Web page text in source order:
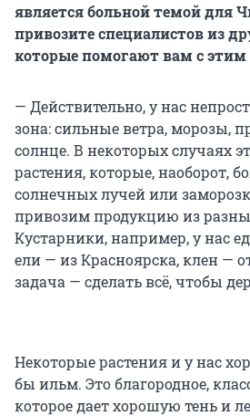
является больной темой для
привозите специалистов из
которые помогают вам с этим
— Действительно, у нас
зона: сильные ветра, морозы,
солнце. В некоторых случаях
растения, которые, наоборот,
солнечных лучей или
привозим продукцию из
Кустарники, например, у нас
ели — из Красноярска, клен —
задача — сделать всё, чтобы
Некоторые растения и у нас
бы ильм. Это благородное,
которое дает хорошую тень и